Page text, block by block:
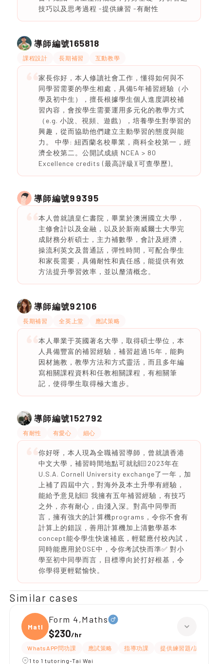
技巧以及思考過程 -提供練習 -有耐性
導師編號165818
課程設計 長期補習 互動教學
家長你好，本人修讀社會工作，懂得如何與不
同學習需要的學生相處，具備5年補習經驗（小
學及初中生），擅長根據學生個人進度調校補
習內容，會按學生需要運用多元化的教學方式
（e.g. 小說、視頻、遊戲），培養學生對學習的
興趣，從而協助他們建立主動學習的態度與能
力。 中學: 紐西蘭名校畢業，商科全校第一，經
濟全校第二。公開試成績 NCEA > 80
Excellence credits (最高評級)(可查學歷)。
導師編號99395
本人曾就讀皇仁書院，畢業於澳洲國立大學，
主修會計以及金融，以及於新南威爾士大學完
成財務分析碩士，主力補數學，會計及經濟，
操流利英文及普通話，彈性時間，可配合學生
和家長需要，具備耐性和責任感，能提供有效
方法提升學習效率，並以釐清概念。
導師編號92106
長期補習 全英上堂 應試策略
本人畢業于英國著名大學，取得碩士學位，本
人具備豐富的補習經驗，補習超過15年，能夠
因材施教，教學方法和方式靈活，而且多年編
寫相關課程資料和任教相關課程，有相關筆
記，使得學生取得極大進步。
導師編號152792
有耐性 有愛心 細心
你好呀，本人現為全職補習導師，曾就讀香港
中文大學，補習時間地點可就🙌🏻2023年在
U.S.A. Cornell University exchange了一年，加
上補了四屆中六，對海外及本土升學有經驗，
能給予意見🙌🏻 我擁有五年補習經驗，有技巧
之外，亦有耐心，由淺入深。對高中同學而
言，擁有強大的計算機programs，令你不會有
計算上的錯誤，善用計算機加上清數學基本
concept能令學生快速補底，輕鬆應付校內試，
同時能應用於DSE中，令你考試快而準✅ 對小
學至初中同學而言，目標導向於打好根基，令
你學得更輕鬆愉快。
Similar cases
Maths
Form 4,Maths
$230/hr
WhatsAPP問功課 應試策略 指導功課 提供練習題/試題
1 to 1 tutoring-Tai Wai